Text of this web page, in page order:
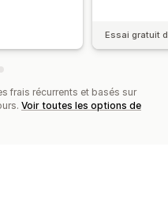
Essai gratuit
frais récurrents et basés sur
Voir toutes les options de